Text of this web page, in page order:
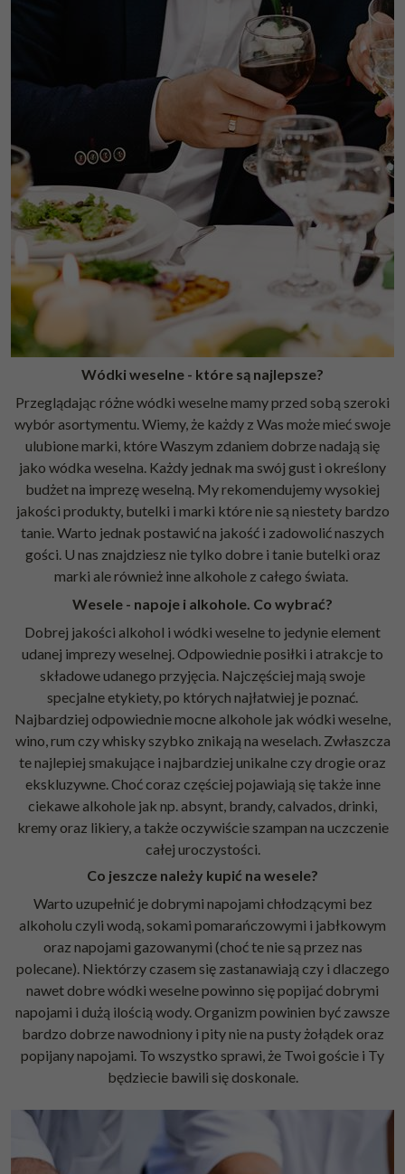
Wódki weselne - które są najlepsze?
Przeglądając różne wódki weselne mamy przed sobą szeroki
wybór asortymentu. Wiemy, że każdy z Was może mieć swoje
ulubione marki, które Waszym zdaniem dobrze nadają się
jako wódka weselna. Każdy jednak ma swój gust i określony
budżet na imprezę weselną. My rekomendujemy wysokiej
jakości produkty, butelki i marki które nie są niestety bardzo
tanie. Warto jednak postawić na jakość i zadowolić naszych
gości. U nas znajdziesz nie tylko dobre i tanie butelki oraz
marki ale również inne alkohole z całego świata.
Wesele - napoje i alkohole. Co wybrać?
Dobrej jakości alkohol i wódki weselne to jedynie element
udanej imprezy weselnej. Odpowiednie posiłki i atrakcje to
składowe udanego przyjęcia. Najczęściej mają swoje
specjalne etykiety, po których najłatwiej je poznać.
Najbardziej odpowiednie mocne alkohole jak wódki weselne,
wino, rum czywhiskyszybko znikają na weselach. Zwłaszcza
te najlepiej smakujące i najbardziej unikalne czy drogie oraz
ekskluzywne. Choć coraz częściej pojawiają się także inne
ciekawe alkohole jak np.absynt, brandy, calvados, drinki,
kremy oraz likiery, a także oczywiście szampan na uczczenie
całej uroczystości.
Co jeszcze należy kupić na wesele?
Warto uzupełnić je dobrymi napojami chłodzącymi bez
alkoholu czyli wodą, sokami pomarańczowymi i jabłkowym
oraz napojami gazowanymi (choć te nie są przez nas
polecane). Niektórzy czasem się zastanawiają czy i dlaczego
nawet dobre wódki weselne powinno się popijać dobrymi
napojami i dużą ilością wody. Organizm powinien być zawsze
bardzo dobrze nawodniony i pity nie na pusty żołądek oraz
popijany napojami. To wszystko sprawi, że Twoi goście i Ty
będziecie bawili się doskonale.